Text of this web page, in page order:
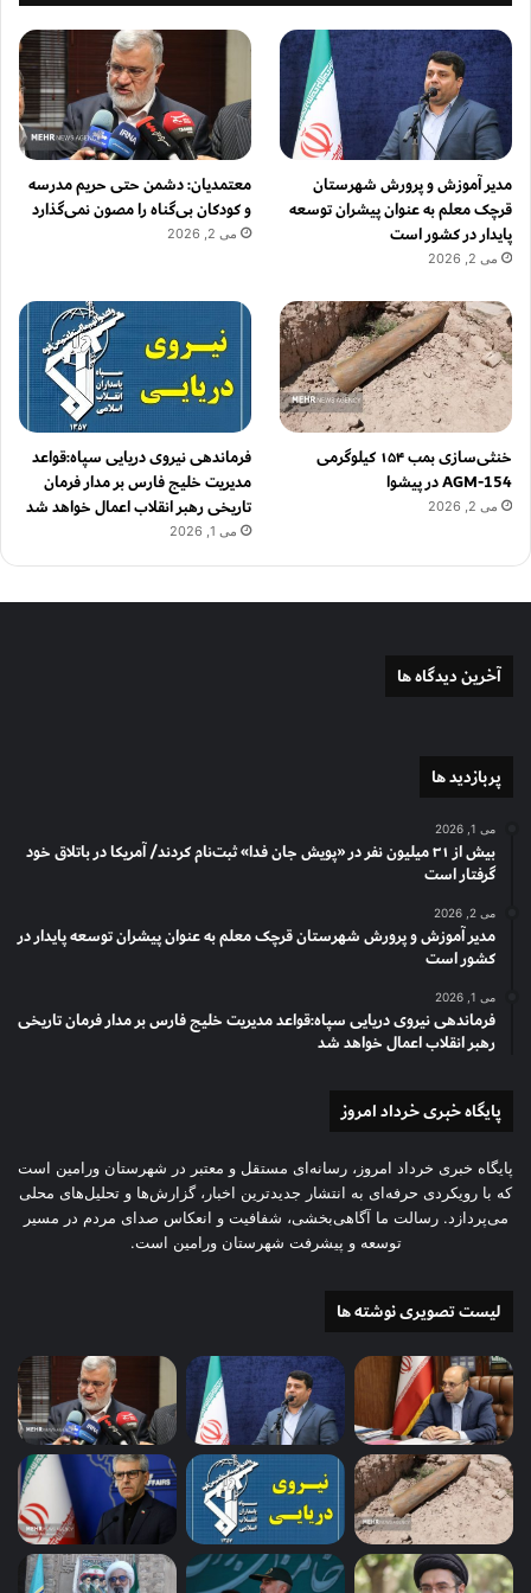
مدیر آموزش و پرورش شهرستان
قرچک معلم به عنوان پیشران توسعه
پایدار در کشور است
می 2, 2026
معتمدیان: دشمن حتی حریم مدرسه
و کودکان بی‌گناه را مصون نمی‌گذارد
می 2, 2026
خنثی‌سازی بمب ۱۵۴ کیلوگرمی
AGM-154 در پیشوا
می 2, 2026
فرماندهی نیروی دریایی سپاه:قواعد
مدیریت خلیج فارس بر مدار فرمان
تاریخی رهبر انقلاب اعمال خواهد شد
می 1, 2026
آخرین دیدگاه ها
پربازدید ها
می 1, 2026
بیش از ۳۱ میلیون نفر در «پویش جان فدا» ثبت‌نام کردند/ آمریکا در باتلاق خود
گرفتار است
می 2, 2026
مدیر آموزش و پرورش شهرستان قرچک معلم به عنوان پیشران توسعه پایدار در
کشور است
می 1, 2026
فرماندهی نیروی دریایی سپاه:قواعد مدیریت خلیج فارس بر مدار فرمان تاریخی
رهبر انقلاب اعمال خواهد شد
پایگاه خبری خرداد امروز
پایگاه خبری خرداد امروز، رسانه‌ای مستقل و معتبر در شهرستان ورامین است
که با رویکردی حرفه‌ای به انتشار جدیدترین اخبار، گزارش‌ها و تحلیل‌های محلی
می‌پردازد. رسالت ما آگاهی‌بخشی، شفافیت و انعکاس صدای مردم در مسیر
توسعه و پیشرفت شهرستان ورامین است.
لیست تصویری نوشته ها